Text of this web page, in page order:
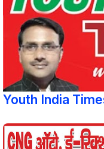
Youth India